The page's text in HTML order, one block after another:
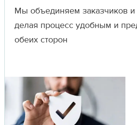
Мы объединяем заказчиков и
делая процесс удобным и
обеих сторон